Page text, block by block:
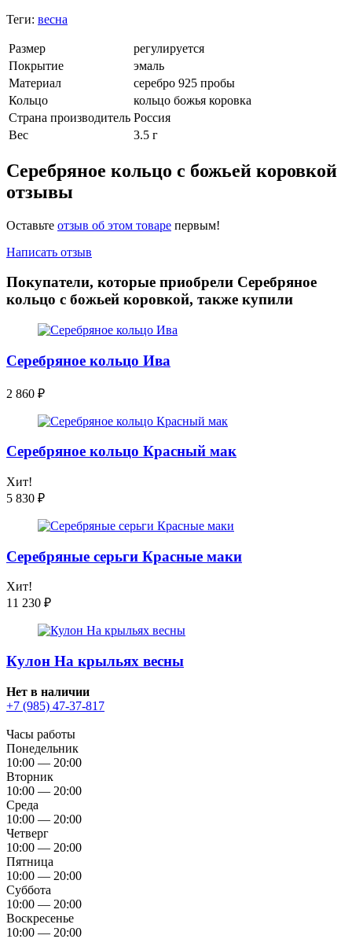
Теги: весна
Размер
регулируется
Покрытие
эмаль
Материал
серебро 925 пробы
Кольцо
кольцо божья коровка
Страна производитель Россия
Вес
3.5 г
Серебряное кольцо с божьей коровкой
отзывы
Оставьте отзыв об этом товаре первым!
Написать отзыв
Покупатели, которые приобрели Серебряное
кольцо с божьей коровкой, также купили
Серебряное кольцо Ива
2 860 ₽
Серебряное кольцо Красный мак
Хит!
5 830 ₽
Серебряные серьги Красные маки
Хит!
11 230 ₽
Кулон На крыльях весны
Нет в наличии
+7 (985) 47-37-817
Часы работы
Понедельник
10:00 — 20:00
Вторник
10:00 — 20:00
Среда
10:00 — 20:00
Четверг
10:00 — 20:00
Пятница
10:00 — 20:00
Суббота
10:00 — 20:00
Воскресенье
10:00 — 20:00